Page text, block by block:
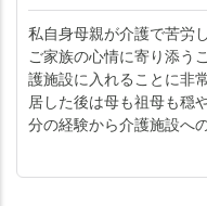
私自身母親が介護で苦労
ご家族の心情に寄り添う
護施設に入れることに非
居した後は母も祖母も穏
分の経験から介護施設へ
と思い日々ご家族とお話
般
的
サ高
住の